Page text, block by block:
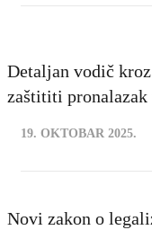
Detaljan vodič
zaštititi
19. OKTOBAR 2025.
Novi zakon o